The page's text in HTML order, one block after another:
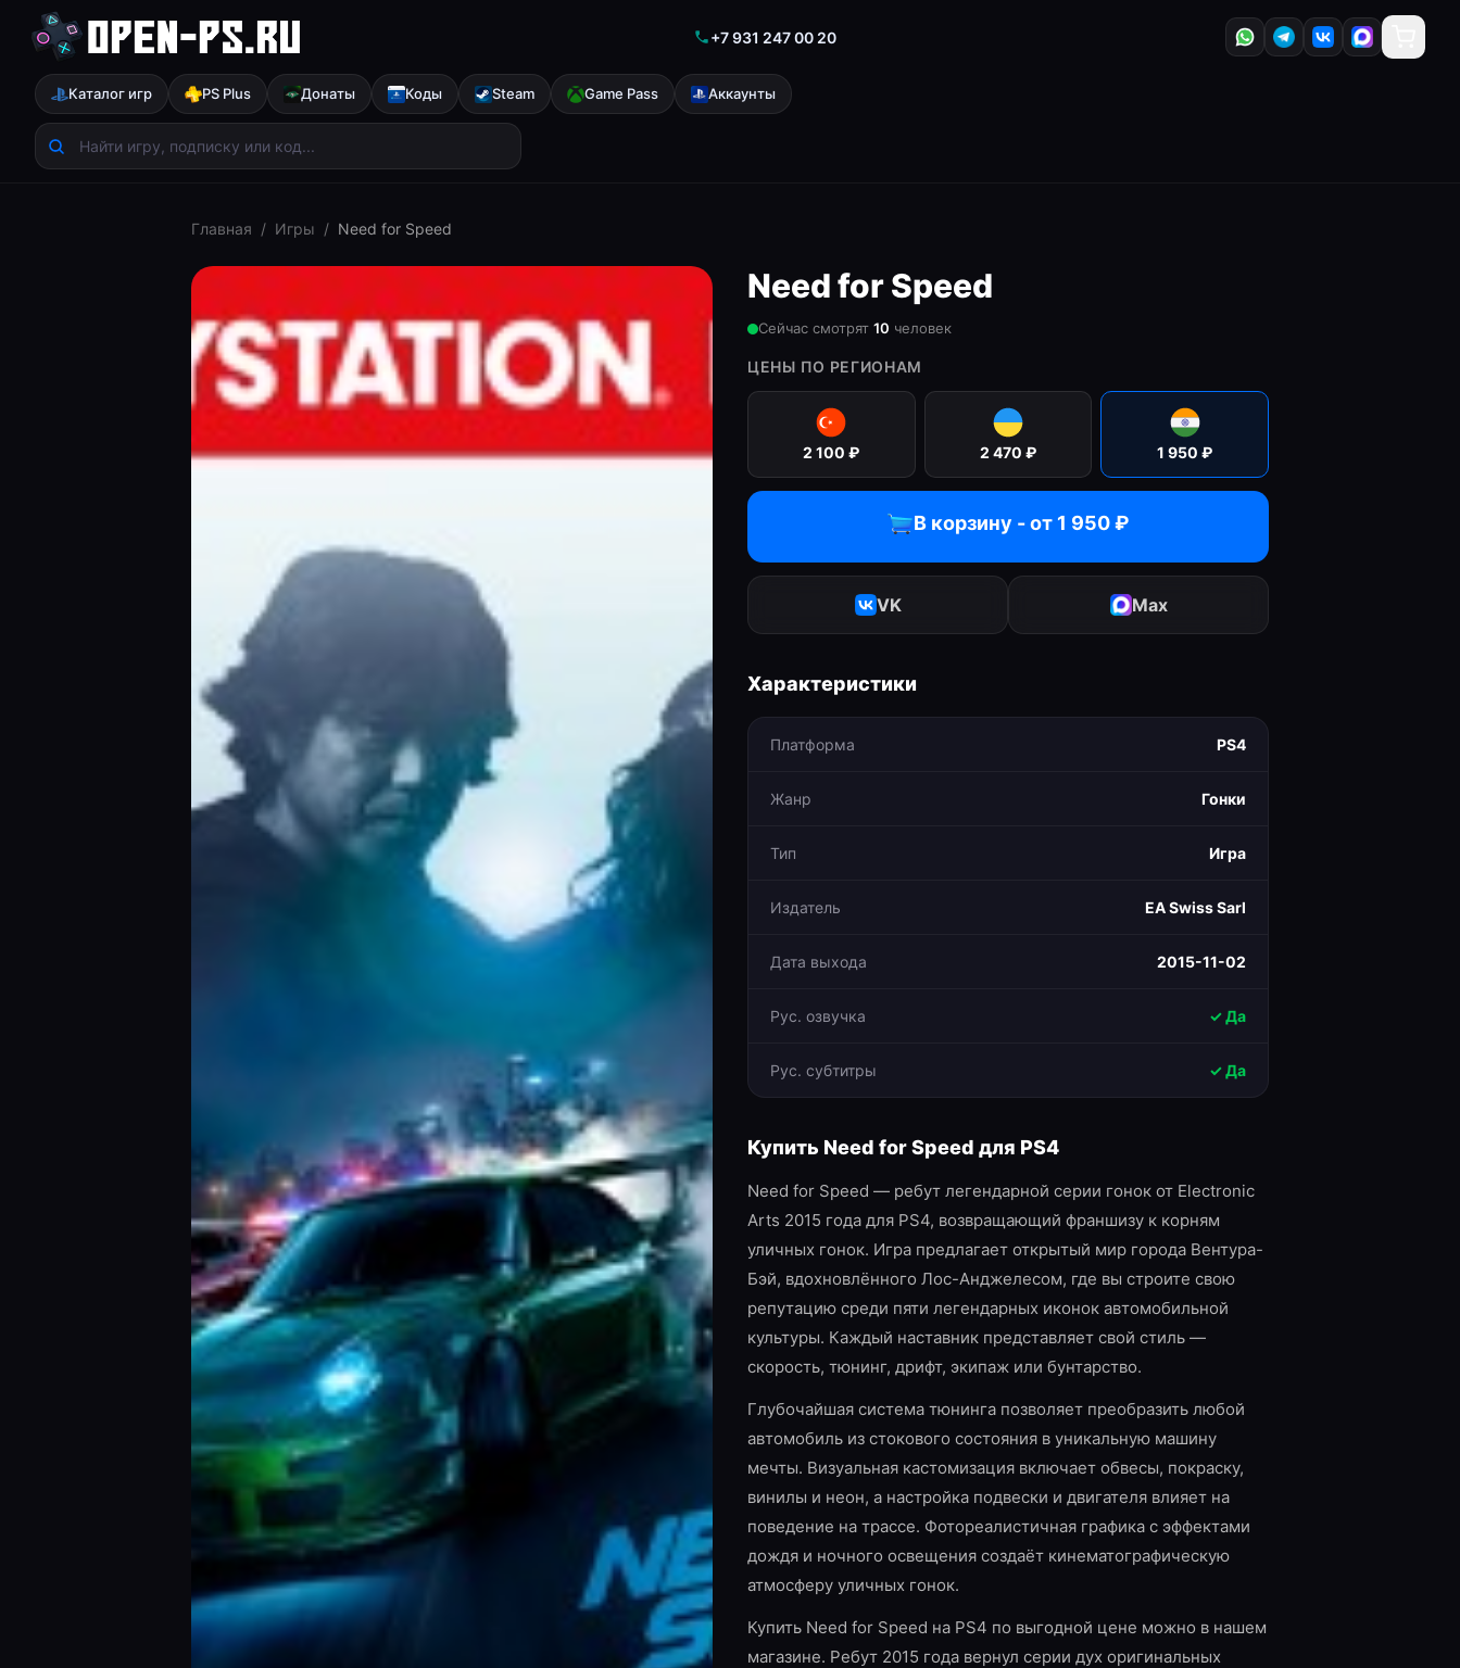
+7 931 247 00 20
Каталог игр PS Plus Донаты Коды Steam Game Pass Аккаунты
Главная / Игры / Need for Speed
Need for Speed
Сейчас смотрят 10 человек
ЦЕНЫ ПО РЕГИОНАМ
2 100 ₽ 2 470 ₽ 1 950 ₽
В корзину - от 1 950₽
VK Max
Характеристики
Платформа PS4
Жанр Гонки
Тип Игра
Издатель EA Swiss Sarl
Дата выхода 2015-11-02
Рус. озвучка ✓ Да
Рус. субтитры ✓ Да
Купить Need for Speed для PS4
Need for Speed — ребут легендарной серии гонок от Electronic
Arts 2015 года для PS4, возвращающий франшизу к корням
уличных гонок. Игра предлагает открытый мир города Вентура-
Бэй, вдохновлённого Лос-Анджелесом, где вы строите свою
репутацию среди пяти легендарных иконок автомобильной
культуры. Каждый наставник представляет свой стиль —
скорость, тюнинг, дрифт, экипаж или бунтарство.
Глубочайшая система тюнинга позволяет преобразить любой
автомобиль из стокового состояния в уникальную машину
мечты. Визуальная кастомизация включает обвесы, покраску,
винилы и неон, а настройка подвески и двигателя влияет на
поведение на трассе. Фотореалистичная графика с эффектами
дождя и ночного освещения создаёт кинематографическую
атмосферу уличных гонок.
Купить Need for Speed на PS4 по выгодной цене можно в нашем
магазине. Ребут 2015 года вернул серии дух оригинальных